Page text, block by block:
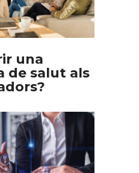
una
de salut als